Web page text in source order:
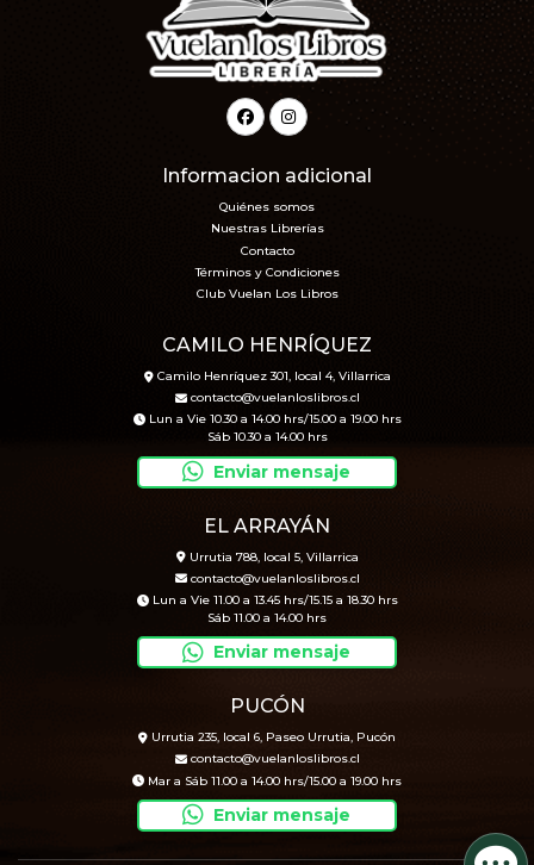
Informacion adicional
Quiénes somos
Nuestras Librerías
Contacto
Términos y Condiciones
Club Vuelan Los Libros
CAMILO HENRÍQUEZ
Camilo Henríquez 301, local 4, Villarrica
contacto@vuelanloslibros.cl
Lun a Vie 10.30 a 14.00 hrs/15.00 a 19.00 hrs
Sáb 10.30 a 14.00 hrs
Enviar mensaje
EL ARRAYÁN
Urrutia 788, local 5, Villarrica
contacto@vuelanloslibros.cl
Lun a Vie 11.00 a 13.45 hrs/15.15 a 18.30 hrs
Sáb 11.00 a 14.00 hrs
Enviar mensaje
PUCÓN
Urrutia 235, local 6, Paseo Urrutia, Pucón
contacto@vuelanloslibros.cl
Mar a Sáb 11.00 a 14.00 hrs/15.00 a 19.00 hrs
Enviar mensaje